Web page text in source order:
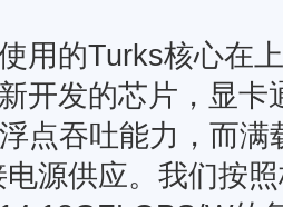
的Turks核心在上
开发的芯片，显
点吞吐能力，而
源供应。我们按